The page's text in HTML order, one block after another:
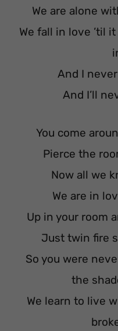
We are alone
We fall in love ’til
And I
And I’ll
You come
Pierce the
Now all we
We are in
Up in your room
Just twin fire
So you were
the
We learn to live